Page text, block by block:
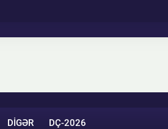
DIGƏR DÇ-2026